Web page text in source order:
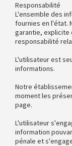
Responsabilité
L'ensemble des
fournies en l'état.
garantie, explicite
responsabilité
L'utilisateur est
informations.
Notre
moment les
page.
L'utilisateur
information
pénale et